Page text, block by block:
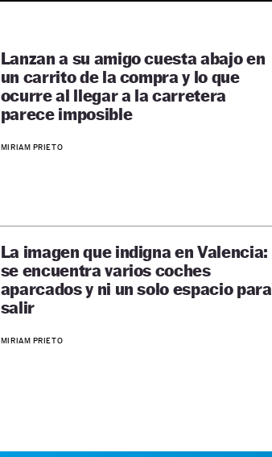
Lanzan a su amigo cuesta abajo en
un carrito de la compra y lo que
ocurre al llegar a la carretera
parece imposible
MIRIAM PRIETO
La imagen que indigna en Valencia:
se encuentra varios coches
aparcados y ni un solo espacio para
salir
MIRIAM PRIETO